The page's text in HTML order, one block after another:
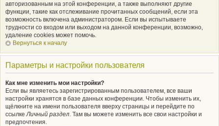
авторизованным на этой конференции, а также выполняют другие
функции, такие как отслеживание прочитанных сообщений, если эта
возможность включена администратором. Если вы испытываете
трудности со входом или выходом на данной конференции, возможно,
удаление cookies может помочь.
Вернуться к началу
Параметры и настройки пользователя
Как мне изменить мои настройки?
Если вы являетесь зарегистрированным пользователем, все ваши
настройки хранятся в базе данных конференции. Чтобы изменить их,
щёлкните на имени пользователя вверху страницы и перейдите по
ссылкеЛичный раздел. Там вы можете изменить все свои настройки и
предпочтения.